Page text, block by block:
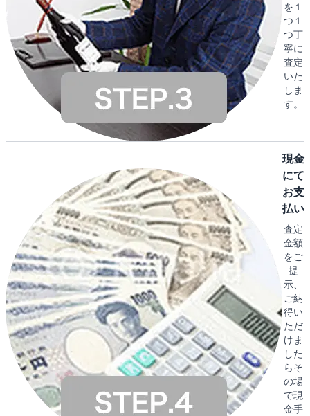
を１
つ１
つ丁
寧に
査定
いた
しま
す。
現金
にて
お支
払い
査定
金額
をご
提
示、
ご納
得い
ただ
けま
した
らそ
の場
で現
金手